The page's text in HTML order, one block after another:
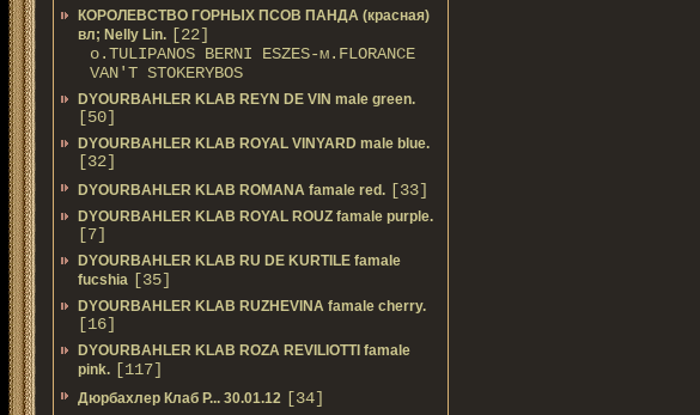
КОРОЛЕВСТВО ГОРНЫХ ПСОВ ПАНДА (красная)
вл; Nelly Lin. [22]
о.TULIPANOS BERNI ESZES-м.FLORANCE
VAN'T STOKERYBOS
DYOURBAHLER KLAB REYN DE VIN male green.
[50]
DYOURBAHLER KLAB ROYAL VINYARD male blue.
[32]
DYOURBAHLER KLAB ROMANA famale red. [33]
DYOURBAHLER KLAB ROYAL ROUZ famale purple.
[7]
DYOURBAHLER KLAB RU DE KURTILE famale
fucshia [35]
DYOURBAHLER KLAB RUZHEVINA famale cherry.
[16]
DYOURBAHLER KLAB ROZA REVILIOTTI famale
pink. [117]
Дюрбахлер Клаб Р... 30.01.12 [34]